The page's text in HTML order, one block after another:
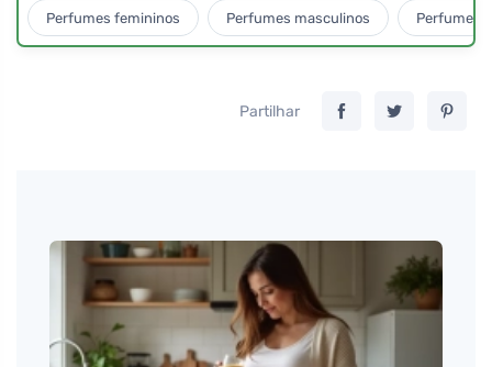
Perfumes femininos Perfumes masculinos Perfumes
Partilhar